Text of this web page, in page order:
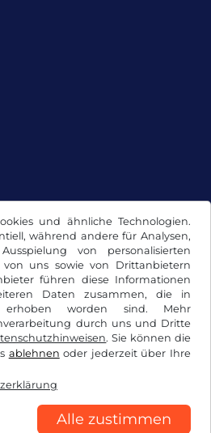
und ähnliche Technologien.
während andere für Analysen,
von personalisierten
uns sowie von Drittanbietern
führen diese Informationen
Daten zusammen, die in
erhoben worden sind. Mehr
durch uns und Dritte
. Sie können die
ablehnen oder jederzeit über Ihre
Alle zustimmen